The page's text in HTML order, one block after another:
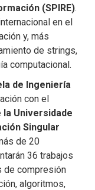
(SPIRE).
en el
y, más
de strings,
computacional.
de Ingeniería
con el
Universidade
Singular
de 20
36 trabajos
de compresión
algoritmos,